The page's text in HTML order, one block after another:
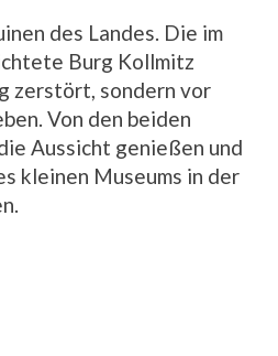
des Landes. Die im
Burg Kollmitz
zerstört, sondern vor
Von den beiden
Aussicht genießen und
kleinen Museums in der